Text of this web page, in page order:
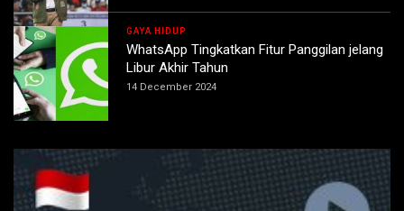
GAYA HIDUP
WhatsApp Tingkatkan Fitur Panggilan jelang
Libur Akhir Tahun
14 December 2024